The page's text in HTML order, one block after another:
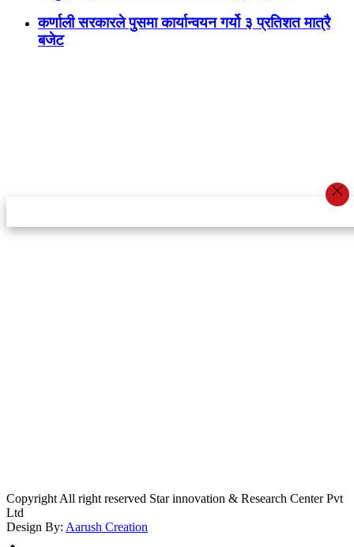
कर्णाली सरकारले पुसमा कार्यान्वयन गर्यो ३ प्रतिशत मात्रै
बजेट
Copyright All right reserved Star innovation & Research Center Pvt
Ltd
Design By: Aarush Creation